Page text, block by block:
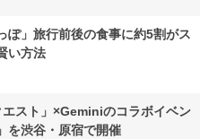
ぽ」旅行前後の食事に約5割がス
い方法
スト」×Geminiのコラボイベン
を渋谷・原宿で開催